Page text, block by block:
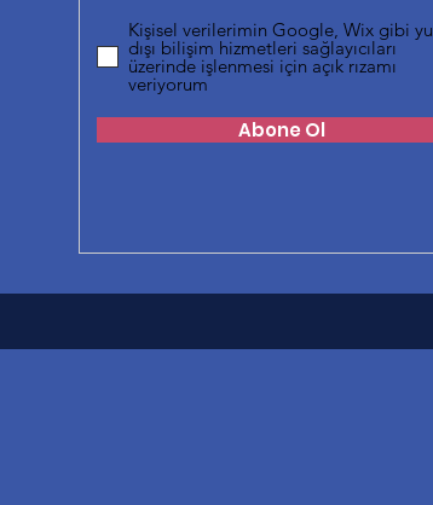
Kişisel verilerimin Google, Wix gibi
dışı bilişim hizmetleri sağlayıcıları
üzerinde işlenmesi için açık rızamı
veriyorum
Abone Ol